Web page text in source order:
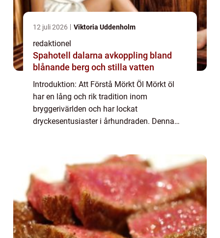
12 juli 2026 Viktoria Uddenholm
redaktionel
Spahotell dalarna avkoppling bland
blånande berg och stilla vatten
Introduktion: Att Förstå Mörkt Öl Mörkt öl
har en lång och rik tradition inom
bryggerivärlden och har lockat
dryckesentusiaster i århundraden. Denna
smakprofil och en fyllig...